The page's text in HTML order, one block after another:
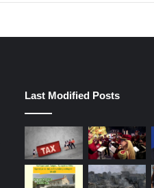
Last Modified Posts